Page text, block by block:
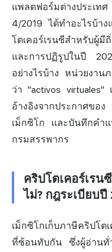
แพลตฟอร์มต่างประเ
4/2019 ได้ทำอะไรบ้าง
โตเคอร์เรนซีสำหรับผู้มี
และการปฏิรูปในปี
อย่างไรบ้าง หน่วยงาน
ว่า "activos virtuales"
อ้างอิงจากประกาศขอ
เม็กซิโก และบันทึกคำ
กรมสรรพากร
คริปโตเคอร์เรน
ไม่? กฎระเบียบปี
เม็กซิโกเก็บภาษีคริปโต
ที่ซ้อนทับกัน ซึ่งผู้อ่านทั่